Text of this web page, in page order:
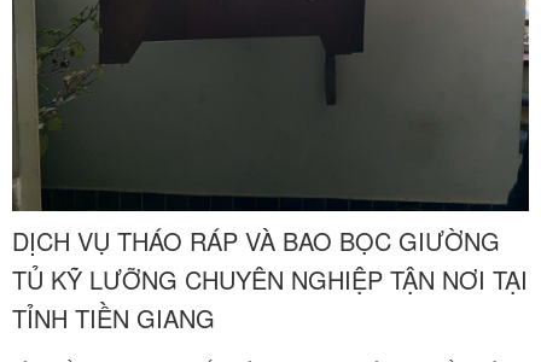
DỊCH VỤ THÁO RÁP VÀ BAO BỌC GIƯỜNG
TỦ KỸ LƯỠNG CHUYÊN NGHIỆP TẬN NƠI TẠI
TỈNH TIỀN GIANG